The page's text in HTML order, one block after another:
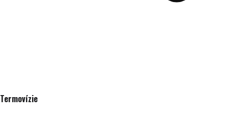
Termovízie